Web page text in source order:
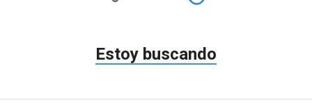
Estoy buscando